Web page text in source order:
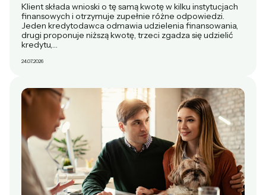
Klient składa wnioski o tę samą kwotę w kilku instytucjach
finansowych i otrzymuje zupełnie różne odpowiedzi.
Jeden kredytodawca odmawia udzielenia finansowania,
drugi proponuje niższą kwotę, trzeci zgadza się udzielić
kredytu,…
24.07.2026